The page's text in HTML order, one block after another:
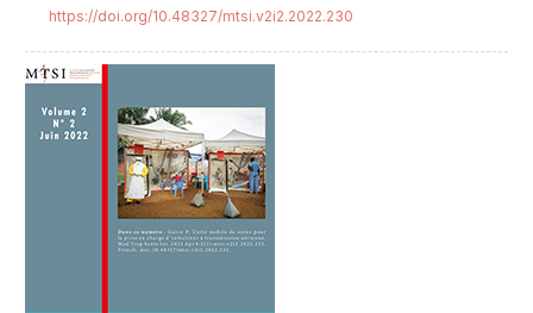
https://doi.org/10.48327/mtsi.v2i2.2022.230